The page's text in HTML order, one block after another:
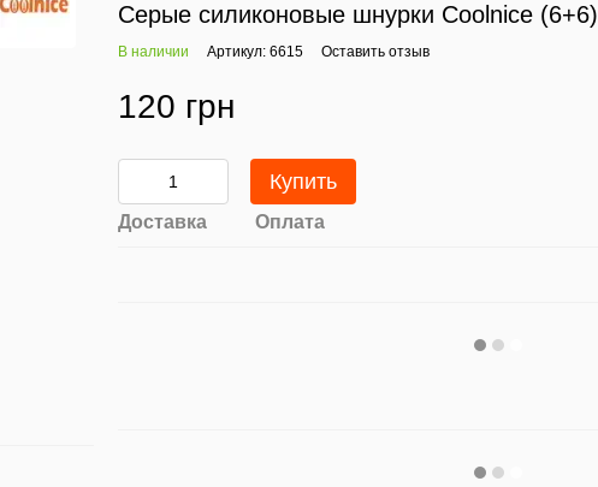
Серые силиконовые шнурки Coolnice (6+6)
В наличии Артикул: 6615 Оставить отзыв
120 грн
Купить
Доставка Оплата